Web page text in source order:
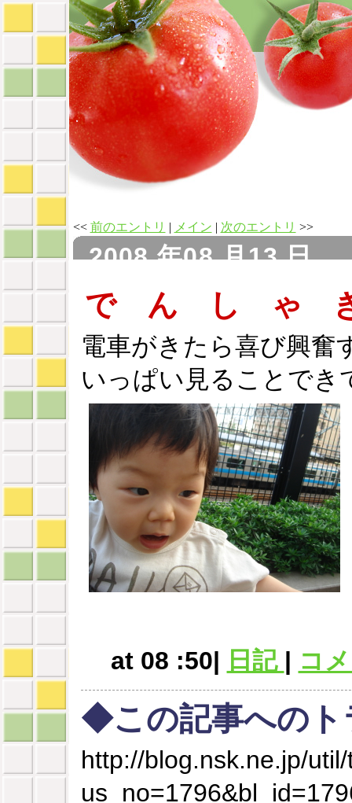
<< 前のエントリ | メイン | 次のエントリ >>
2008 年08 月13 日
で ん し ゃ
電車がきたら喜び興奮
いっぱい見ることでき
at 08 :50| 日記 | コ
◆この記事へのト
http://blog.nsk.ne.jp/